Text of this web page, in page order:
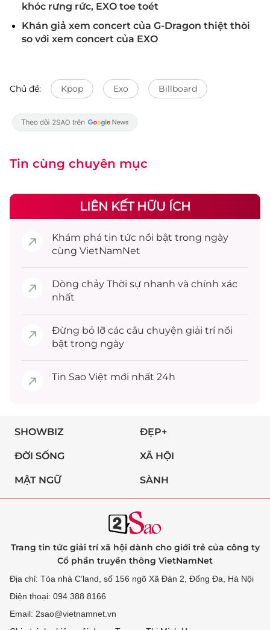
khóc rưng rức, EXO toe toét
Khán giả xem concert của G-Dragon thiệt thòi
so với xem concert của EXO
Chủ đề: Kpop Exo Billboard
Tin cùng chuyên mục
LIÊN KẾT HỮU ÍCH
Khám phá tin tức nổi bật trong ngày
cùng VietNamNet
Dòng chảy Thời sự nhanh và chính xác
nhất
Đừng bỏ lỡ các câu chuyện giải trínổi
bật trong ngày
Tin Sao Việt mới nhất 24h
SHOWBIZ ĐẸP+
ĐỜI SỐNG XÃ HỘI
MẬT NGỮ SÀNH
Trang tin tức giải trí xã hội dành cho giới trẻ của công ty
Cổ phần truyền thông VietNamNet
Địa chỉ: Tòa nhà C’land, số 156 ngõ Xã Đàn 2, Đống Đa, Hà Nội
Điện thoại: 094 388 8166
Email: 2sao@vietnamnet.vn